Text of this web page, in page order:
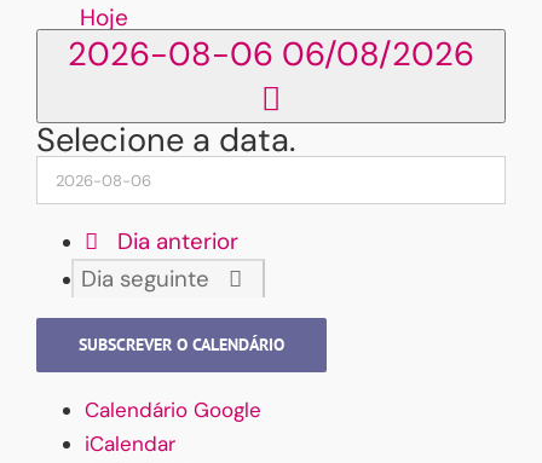
Hoje
2026-08-06 06/08/2026
Selecione a data.
Dia anterior
Dia seguinte
SUBSCREVER O CALENDÁRIO
Calendário Google
iCalendar